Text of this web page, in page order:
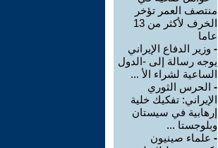
منتصف العمر تؤخر
الخرف لأكثر من 13
عاما
- وزير الدفاع الإيراني
يوجه رسالة إلى -الدول
الساعية لشراء الأ ...
- الحرس الثوري
الإيراني: تفكيك خلية
إرهابية في سيستان
وبلوجستا ...
- علماء صينيون